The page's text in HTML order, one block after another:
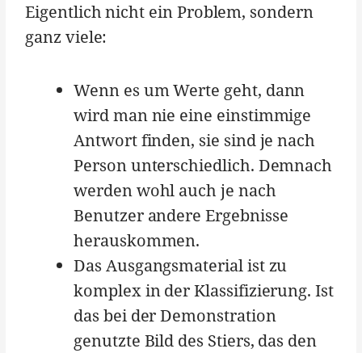
Eigentlich nicht ein Problem, sondern
ganz viele:
Wenn es um Werte geht, dann
wird man nie eine einstimmige
Antwort finden, sie sind je nach
Person unterschiedlich. Demnach
werden wohl auch je nach
Benutzer andere Ergebnisse
herauskommen.
Das Ausgangsmaterial ist zu
komplex in der Klassifizierung. Ist
das bei der Demonstration
genutzte Bild des Stiers, das den